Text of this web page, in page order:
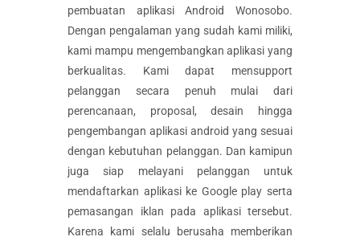
pembuatan aplikasi Android Wonosobo.
Dengan pengalaman yang sudah kami miliki,
kami mampu mengembangkan aplikasi yang
berkualitas. Kami dapat mensupport
pelanggan secara penuh mulai dari
perencanaan, proposal, desain hingga
pengembangan aplikasi android yang sesuai
dengan kebutuhan pelanggan. Dan kamipun
juga siap melayani pelanggan untuk
mendaftarkan aplikasi ke Google play serta
pemasangan iklan pada aplikasi tersebut.
Karena kami selalu berusaha memberikan